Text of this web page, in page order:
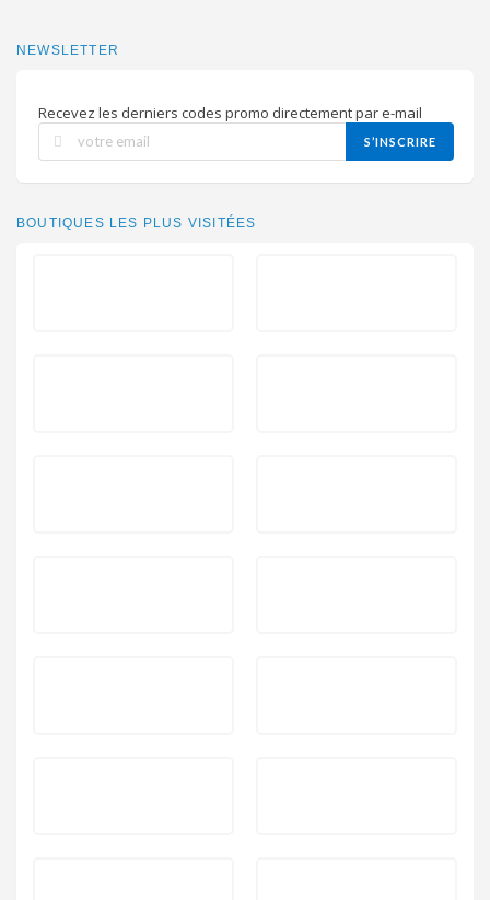
NEWSLETTER
Recevez les derniers codes promo directement par e-mail
S’INSCRIRE
BOUTIQUES LES PLUS VISITÉES